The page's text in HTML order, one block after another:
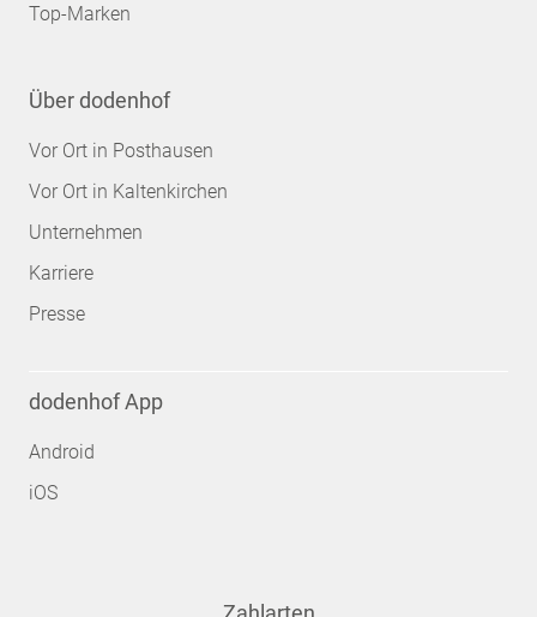
Top-Marken
Über dodenhof
Vor Ort in Posthausen
Vor Ort in Kaltenkirchen
Unternehmen
Karriere
Presse
dodenhof App
Android
iOS